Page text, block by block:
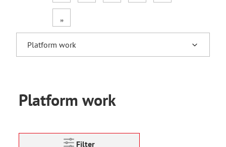
„
Platform work
Filter